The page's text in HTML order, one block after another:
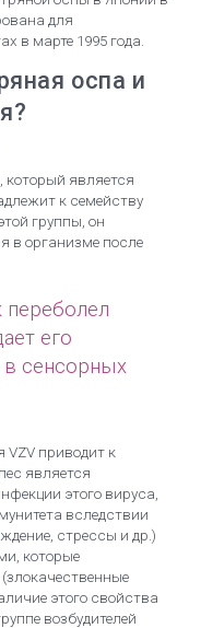
для
в марте 1995 года.
оспа и
который является
к семейству
группы, он
в организме после
переболел
его
в сенсорных
приводит к
является
этого вируса,
вследствии
стрессы и др.)
которые
этого свойства
возбудителей